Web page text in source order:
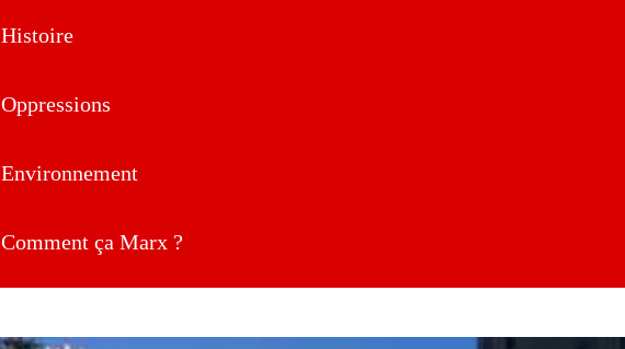
Histoire
Oppressions
Environnement
Comment ça Marx ?